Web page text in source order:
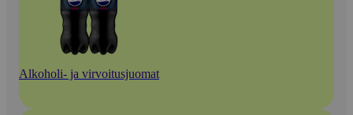
Alkoholi- ja virvoitusjuomat